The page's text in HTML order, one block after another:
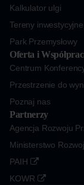
Kalkulator ulgi
Tereny
Park Przemysłowy
Oferta i
Centrum
Przestrzenie do
Poznaj nas
Partnerzy
Agencja Rozwoju
Ministerstwo
PAIH
KOWR